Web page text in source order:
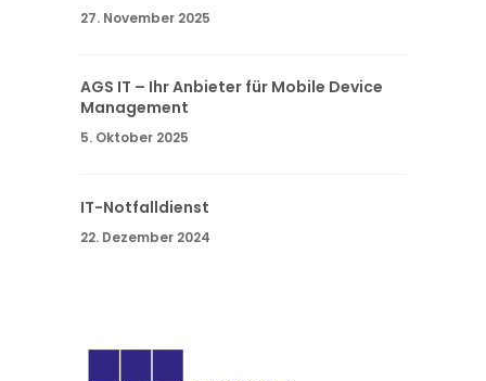
27. November 2025
AGS IT – Ihr Anbieter für Mobile Device
Management
5. Oktober 2025
IT-Notfalldienst
22. Dezember 2024